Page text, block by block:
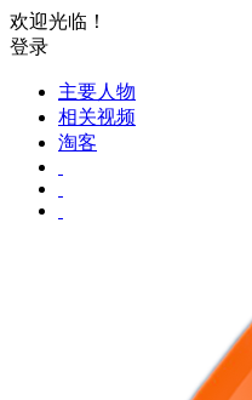
欢迎光临！
登录
主要人物
相关视频
淘客